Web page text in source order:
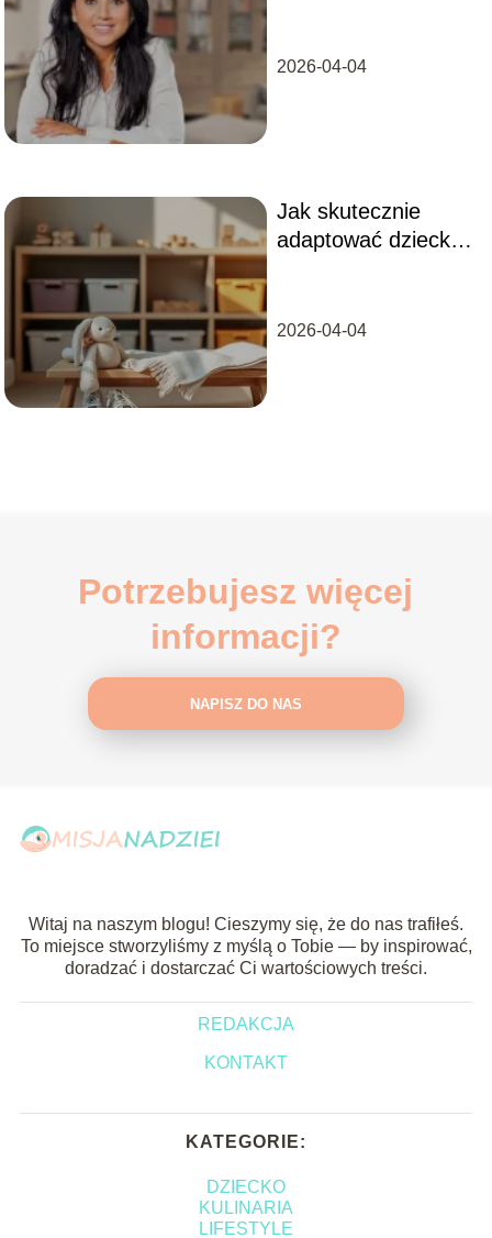
2026-04-04
Jak skutecznie
adaptować dziecko
2026-04-04
Potrzebujesz więcej
informacji?
NAPISZ DO NAS
Witaj na naszym blogu! Cieszymy się, że do nas trafiłeś.
To miejsce stworzyliśmy z myślą o Tobie — by inspirować,
doradzać i dostarczać Ci wartościowych treści.
REDAKCJA
KONTAKT
KATEGORIE:
DZIECKO
KULINARIA
LIFESTYLE